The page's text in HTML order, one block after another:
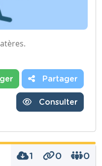
Partager
Consulter
1 0 0